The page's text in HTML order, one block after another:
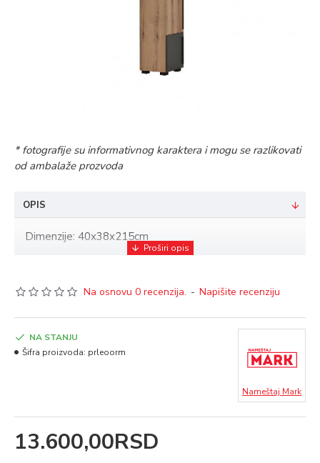
* fotografije su informativnog karaktera i mogu se razlikovati
od ambalaže prozvoda
OPIS
Dimenzije: 40x38x215cm
Na osnovu 0 recenzija. - Napišite recenziju
13.600,00RSD
NA STANJU
Šifra proizvoda: prleoorm
Nameštaj Mark